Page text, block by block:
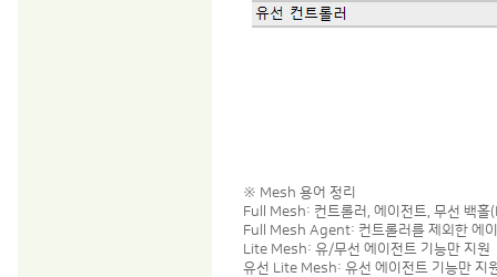
※ Mesh 용어 정리
Full Mesh: 컨트롤러, 에이전트, 무선 백
Full Mesh Agent: 컨트롤러를 제외한 에
Lite Mesh: 유/무선 에이전트 기능만 지원
유선 Lite Mesh: 유선 에이전트 기능만 지